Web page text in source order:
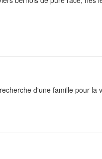
d'une famille pour la